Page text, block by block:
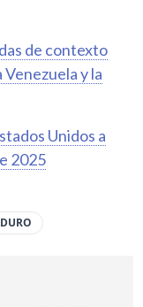
de contexto
y la
Unidos a
2025